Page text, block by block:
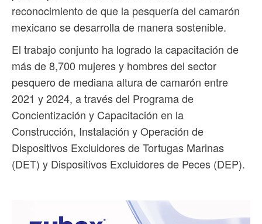
reconocimiento de que la pesquería del camarón
mexicano se desarrolla de manera sostenible.
El trabajo conjunto ha logrado la capacitación de
más de 8,700 mujeres y hombres del sector
pesquero de mediana altura de camarón entre
2021 y 2024, a través del Programa de
Concientización y Capacitación en la
Construcción, Instalación y Operación de
Dispositivos Excluidores de Tortugas Marinas
(DET) y Dispositivos Excluidores de Peces (DEP).